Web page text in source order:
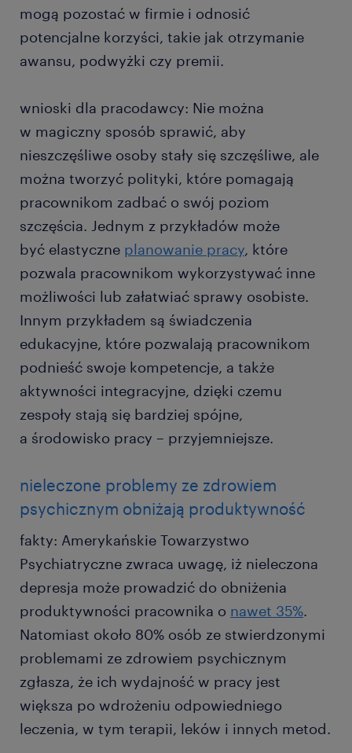
mogą pozostać w firmie i odnosić
potencjalne korzyści, takie jak otrzymanie
awansu, podwyżki czy premii.
wnioski dla pracodawcy: Nie można
w magiczny sposób sprawić, aby
nieszczęśliwe osoby stały się szczęśliwe, ale
można tworzyć polityki, które pomagają
pracownikom zadbać o swój poziom
szczęścia. Jednym z przykładów może
być elastyczne planowanie pracy, które
pozwala pracownikom wykorzystywać inne
możliwości lub załatwiać sprawy osobiste.
Innym przykładem są świadczenia
edukacyjne, które pozwalają pracownikom
podnieść swoje kompetencje, a także
aktywności integracyjne, dzięki czemu
zespoły stają się bardziej spójne,
a środowisko pracy – przyjemniejsze.
nieleczone problemy ze zdrowiem
psychicznym obniżają produktywność
fakty: Amerykańskie Towarzystwo
Psychiatryczne zwraca uwagę, iż nieleczona
depresja może prowadzić do obniżenia
produktywności pracownika o nawet 35%.
Natomiast około 80% osób ze stwierdzonymi
problemami ze zdrowiem psychicznym
zgłasza, że ich wydajność w pracy jest
większa po wdrożeniu odpowiedniego
leczenia, w tym terapii, leków i innych metod.